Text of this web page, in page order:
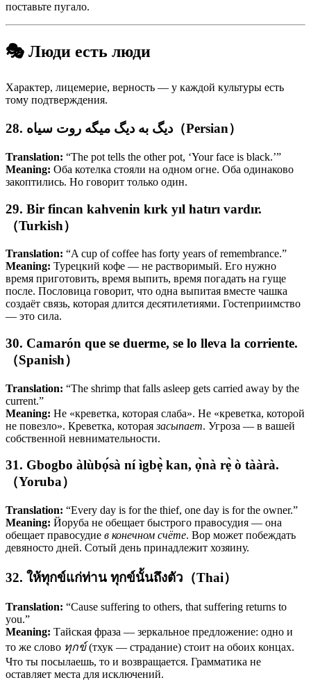
поставьте пугало.
🎭 Люди есть люди
Характер, лицемерие, верность — у каждой культуры есть
тому подтверждения.
28. دیگ به دیگ میگه روت سیاه（Persian）
Translation: “The pot tells the other pot, ‘Your face is black.’”
Meaning: Оба котелка стояли на одном огне. Оба одинаково
закоптились. Но говорит только один.
29. Bir fincan kahvenin kırk yıl hatırı vardır.
（Turkish）
Translation: “A cup of coffee has forty years of remembrance.”
Meaning: Турецкий кофе — не растворимый. Его нужно
время приготовить, время выпить, время погадать на гуще
после. Пословица говорит, что одна выпитая вместе чашка
создаёт связь, которая длится десятилетиями. Гостеприимство
— это сила.
30. Camarón que se duerme, se lo lleva la corriente.
（Spanish）
Translation: “The shrimp that falls asleep gets carried away by the
current.”
Meaning: Не «креветка, которая слаба». Не «креветка, которой
не повезло». Креветка, котораязасыпает. Угроза — в вашей
собственной невнимательности.
31. Gbogbo àlùbọ́sà ní ìgbẹ̀ kan, ọ̀nà rẹ̀ ò tààrà.
（Yoruba）
Translation: “Every day is for the thief, one day is for the owner.”
Meaning: Йоруба не обещает быстрого правосудия — она
обещает правосудие в конечном счёте. Вор может побеждать
девяносто дней. Сотый день принадлежит хозяину.
32. ให้ทุกข์แก่ท่าน ทุกข์นั้นถึงตัว（Thai）
Translation: “Cause suffering to others, that suffering returns to
you.”
Meaning: Тайская фраза — зеркальное предложение: одно и
то же слово ทุกข์(тхук — страдание) стоит на обоих концах.
Что ты посылаешь, то и возвращается. Грамматика не
оставляет места для исключений.